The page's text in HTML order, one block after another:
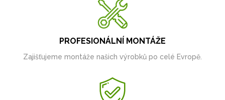
PROFESIONÁLNÍ MONTÁŽE
Zajišťujeme montáže našich výrobků po celé Evropě.